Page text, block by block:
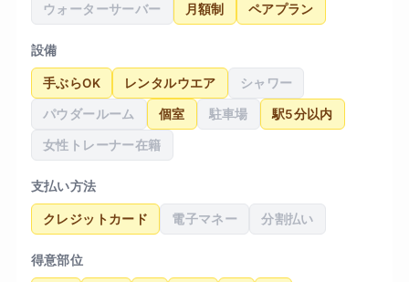
ウォーターサーバー 月額制 ペアプラン
設備
手ぶらOK レンタルウエア シャワー
パウダールーム 個室 駐車場 駅5分以内
女性トレーナー在籍
支払い方法
クレジットカード 電子マネー 分割払い
得意部位